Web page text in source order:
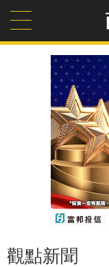
觀點新聞